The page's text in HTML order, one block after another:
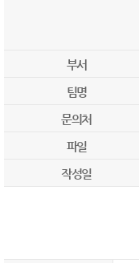
부서
팀명
문의처
파일
작성일